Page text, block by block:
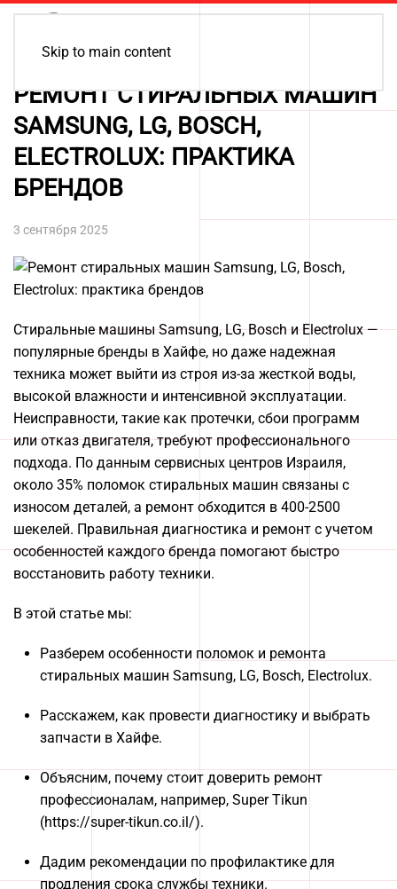
Skip to main content
РЕМОНТ СТИРАЛЬНЫХ МАШИН
SAMSUNG, LG, BOSCH,
ELECTROLUX: ПРАКТИКА
БРЕНДОВ
3 сентября 2025
Стиральные машины Samsung, LG, Bosch и Electrolux —
популярные бренды в Хайфе, но даже надежная
техника может выйти из строя из-за жесткой воды,
высокой влажности и интенсивной эксплуатации.
Неисправности, такие как протечки, сбои программ
или отказ двигателя, требуют профессионального
подхода. По данным сервисных центров Израиля,
около 35% поломок стиральных машин связаны с
износом деталей, а ремонт обходится в 400-2500
шекелей. Правильная диагностика и ремонт с учетом
особенностей каждого бренда помогают быстро
восстановить работу техники.
В этой статье мы:
Разберем особенности поломок и ремонта
стиральных машин Samsung, LG, Bosch, Electrolux.
Расскажем, как провести диагностику и выбрать
запчасти в Хайфе.
Объясним, почему стоит доверить ремонт
профессионалам, например, Super Tikun
(https://super-tikun.co.il/).
Дадим рекомендации по профилактике для
продления срока службы техники.